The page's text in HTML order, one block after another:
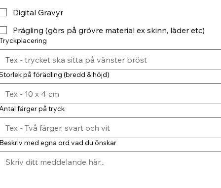
Digital Gravyr
Prägling (görs på grövre material ex skinn, läder etc)
på förädling (bredd & höjd)
färger på tryck
med egna ord vad du önskar